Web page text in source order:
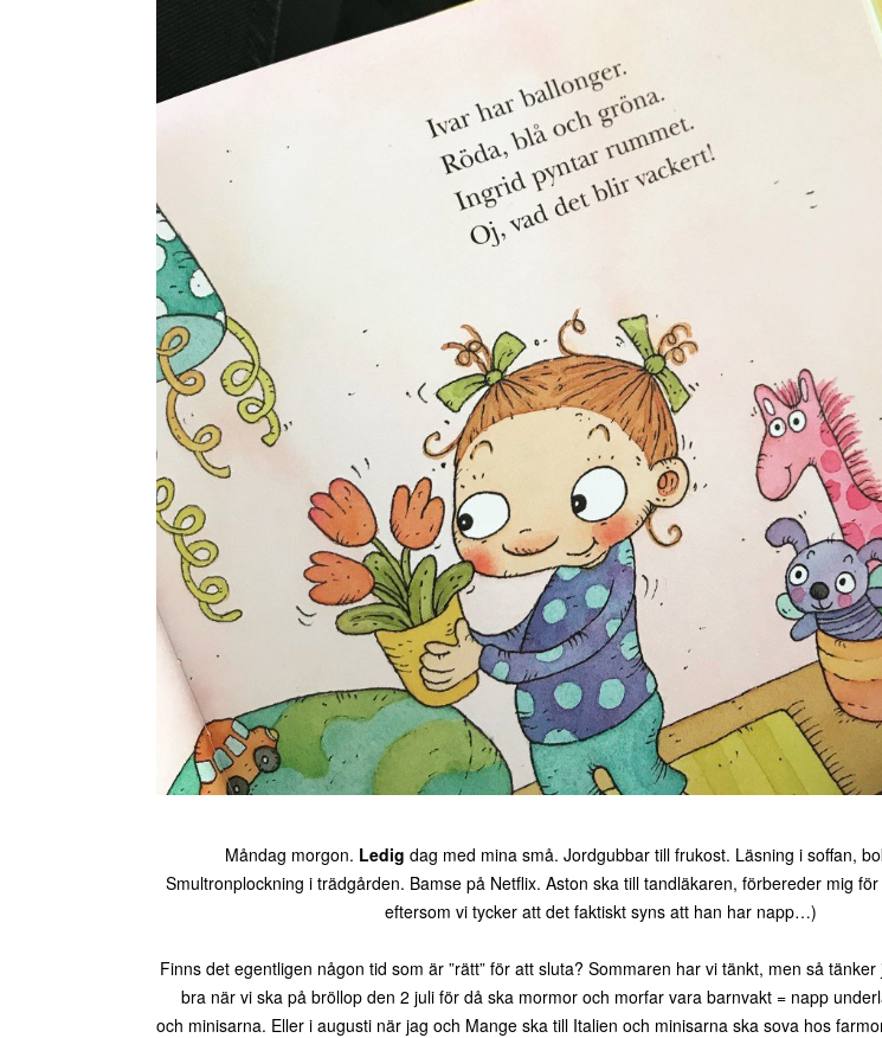
Måndag morgon. Ledig dag med mina små. Jordgubbar till frukost. Läsning i soffan,
Smultronplockning i trädgården. Bamse på Netflix. Aston ska till tandläkaren, förbereder mig
eftersom vi tycker att det faktiskt syns att han har napp…)
Finns det egentligen någon tid som är ”rätt” för att sluta? Sommaren har vi tänkt, men så
bra när vi ska på bröllop den 2 juli för då ska mormor och morfar vara barnvakt = napp
och minisarna. Eller i augusti när jag och Mange ska till Italien och minisarna ska sova hos